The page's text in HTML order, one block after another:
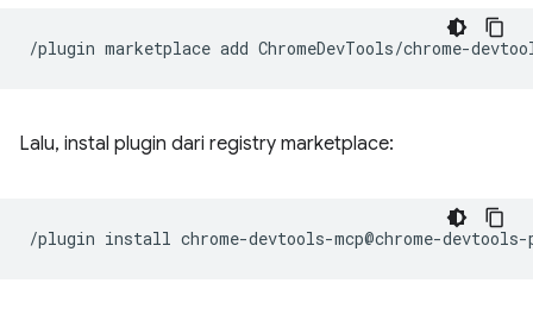
/plugin marketplace add
Lalu, instal plugin dari registry marketplace:
/plugin install